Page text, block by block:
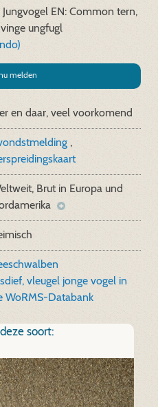
EN: Common tern,
ungfugl
melden
en daar, veel voorkomend
,
Brut in Europa und
vleugel jonge vogel in
WoRMS-Databank
soort: